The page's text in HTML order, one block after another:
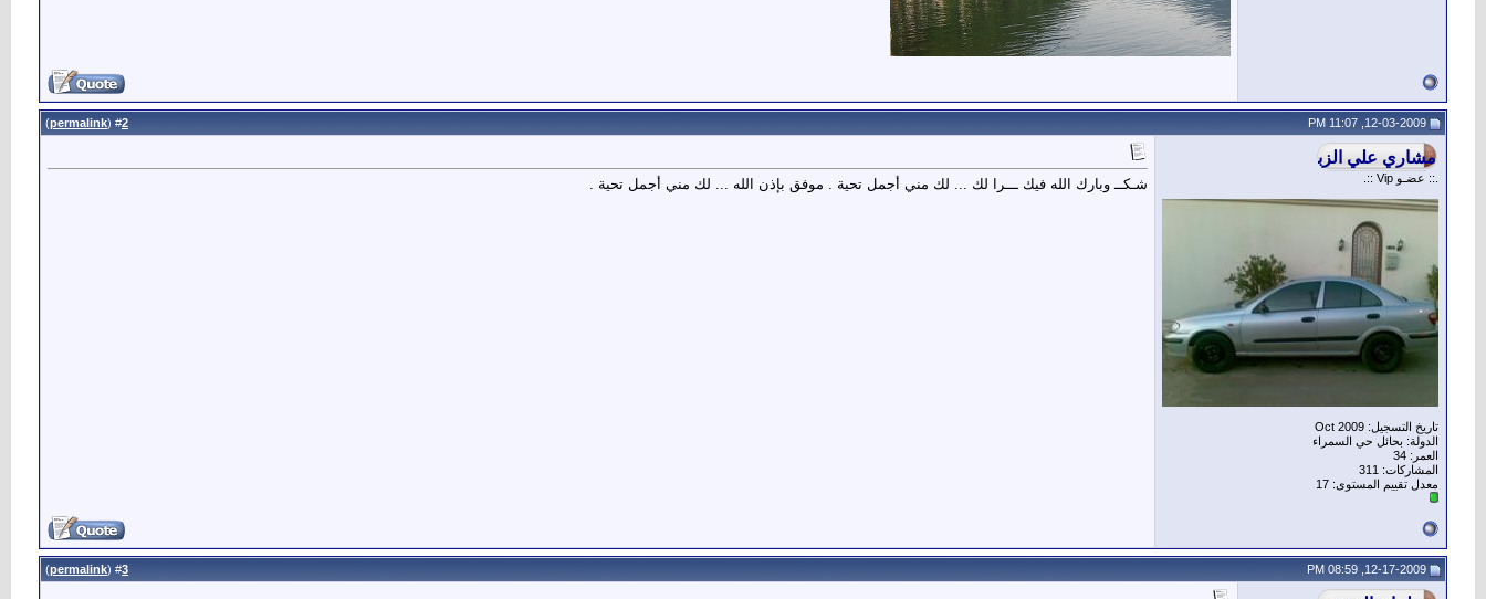
2
(
permalink
)
.:: عضـو Vip ::.
تاريخ التسجيل: Oct 2009
الدولة: بحائل حي السمراء
العمر: 34
المشاركات: 311
معدل تقييم المستوى: 17
شـكــ وبارك الله فيك ـــرا لك ... لك مني أجمل تحية . موفق بإذن الله ... لك مني أجمل تحية .
3
(
permalink
)